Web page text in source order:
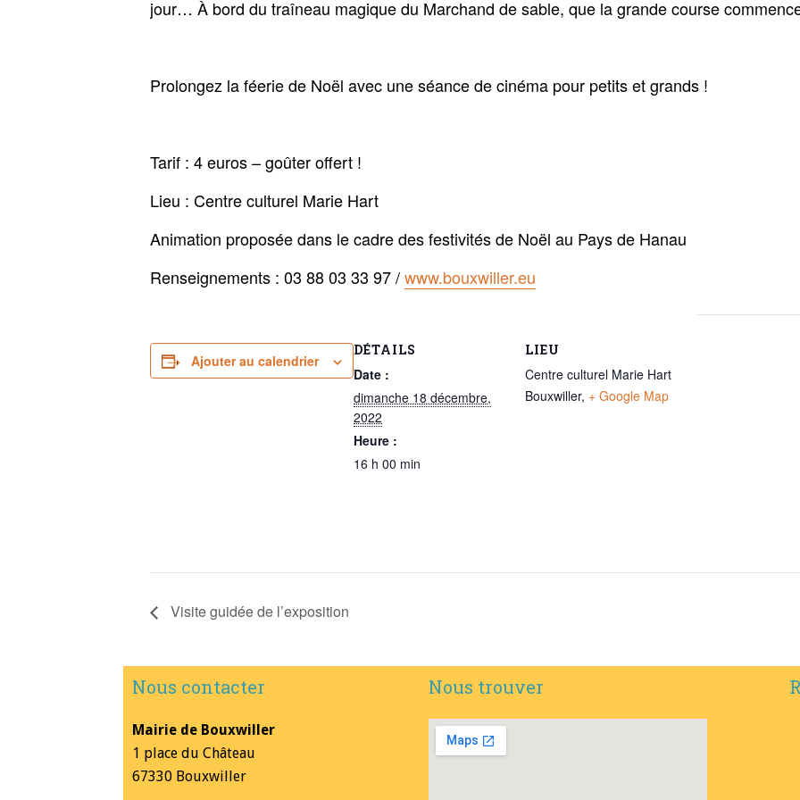
jour… À bord du traîneau magique du Marchand de sable, que la grande course
Prolongez la féerie de Noël avec une séance de cinéma pour petits et grands !
Tarif : 4 euros – goûter offert !
Lieu : Centre culturel Marie Hart
Animation proposée dans le cadre des festivités de Noël au Pays de Hanau
Renseignements : 03 88 03 33 97 /www.bouxwiller.eu
Ajouter au calendrier
DÉTAILS
Date :
dimanche 18 décembre,
2022
Heure :
16 h 00 min
LIEU
Centre culturel Marie Hart
Bouxwiller, + Google Map
Visite guidée de l’exposition
Nous contacter
Mairie de Bouxwiller
1 place du Château
67330 Bouxwiller
Nous trouver